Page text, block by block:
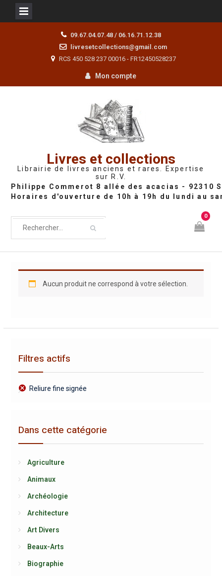
09.67.04.07.48 / 06.16.71.12.38
livresetcollections@gmail.com
RCS 450 528 237 00016 - FR12450528237
Mon compte
Livres et collections
Librairie de livres anciens et rares. Expertise
sur R.V.
0
Aucun produit ne correspond à votre sélection.
Filtres actifs
Reliure fine signée
Dans cette catégorie
Agriculture
Animaux
Archéologie
Architecture
Art Divers
Beaux-Arts
Biographie